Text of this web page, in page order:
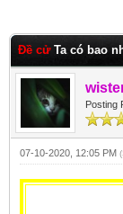
Đề cửTa có bao
Posting
07-10-2020, 12:05 PM